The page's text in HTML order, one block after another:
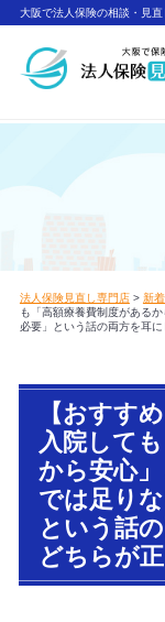
大阪で法人保険の相談・見
法人保険見直し専門店> 新
も「高額療養費制度がある
必要」という話の両方を耳
【おすす
入院して
から安心
では足り
という話
どちらが